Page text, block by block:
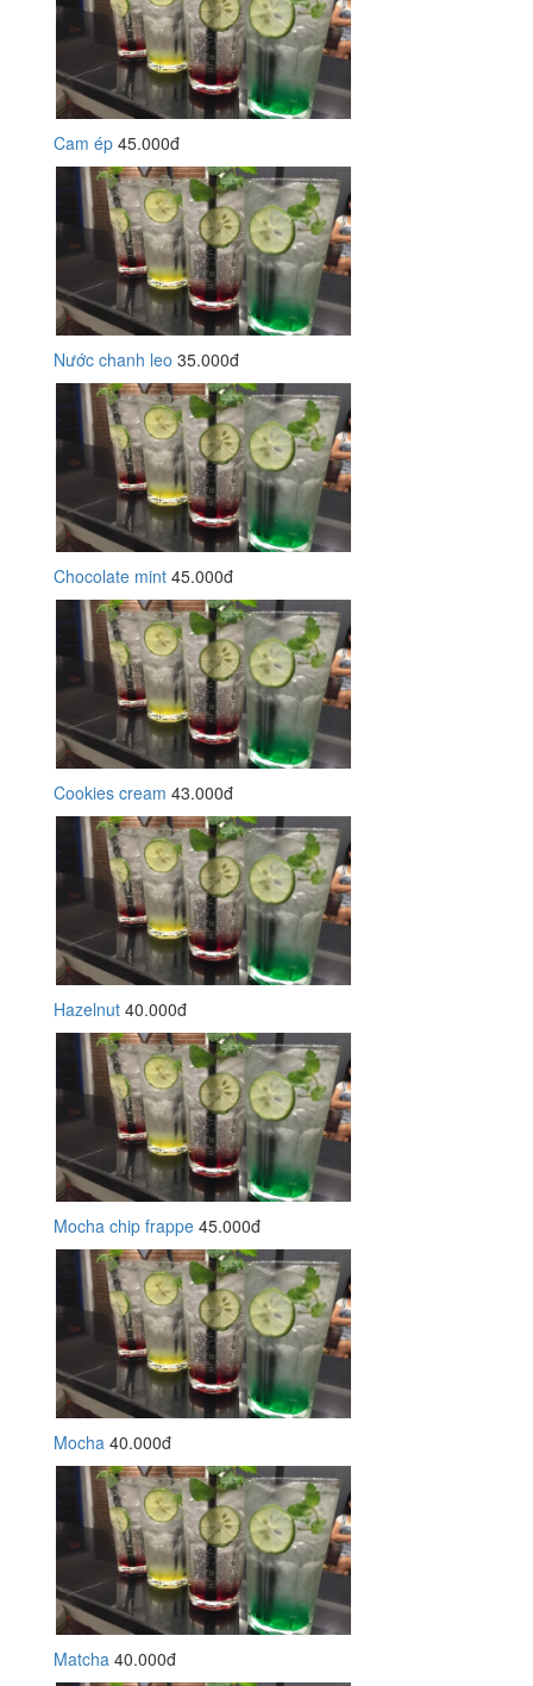
Cam ép 45.000đ
Nước chanh leo 35.000đ
Chocolate mint 45.000đ
Cookies cream 43.000đ
Hazelnut 40.000đ
Mocha chip frappe 45.000đ
Mocha 40.000đ
Matcha 40.000đ